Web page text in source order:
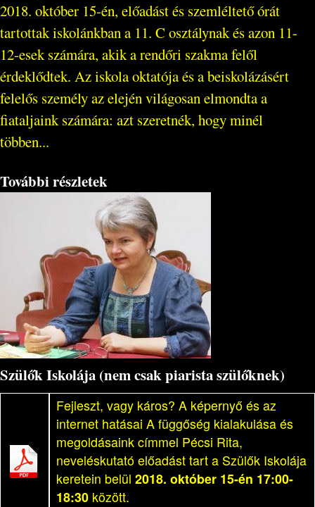
2018. október 15-én, előadást és szemléltető órát
tartottak iskolánkban a 11. C osztálynak és azon 11-
12-esek számára, akik a rendőri szakma felől
érdeklődtek. Az iskola oktatója és a beiskolázásért
felelős személy az elején világosan elmondta a
fiataljaink számára: azt szeretnék, hogy minél
többen...
További részletek
Szülők Iskolája (nem csak piarista szülőknek)
Fejleszt, vagy káros? A képernyő és az
internet hatásai A függőség kialakulása és
megoldásaink címmel Pécsi Rita,
neveléskutató előadást tart a Szülők Iskolája
keretein belül 2018. október 15-én 17:00-
18:30 között.